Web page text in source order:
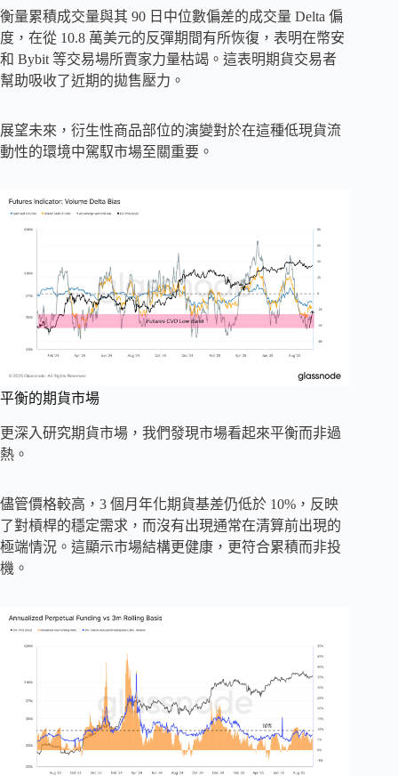
衡量累積成交量與其 90 日中位數偏差的成交量 Delta 偏
度，在從 10.8 萬美元的反彈期間有所恢復，表明在幣安
和 Bybit 等交易場所賣家力量枯竭。這表明期貨交易者
幫助吸收了近期的拋售壓力。
展望未來，衍生性商品部位的演變對於在這種低現貨流
動性的環境中駕馭市場至關重要。
平衡的期​​貨市場
更深入研究期貨市場，我們發現市場看起來平衡而非過
熱。
儘管價格較高，3 個月年化期貨基差仍低於 10%，反映
了對槓桿的穩定需求，而沒有出現通常在清算前出現的
極端情況。這顯示市場結構更健康，更符合累積而非投
機。